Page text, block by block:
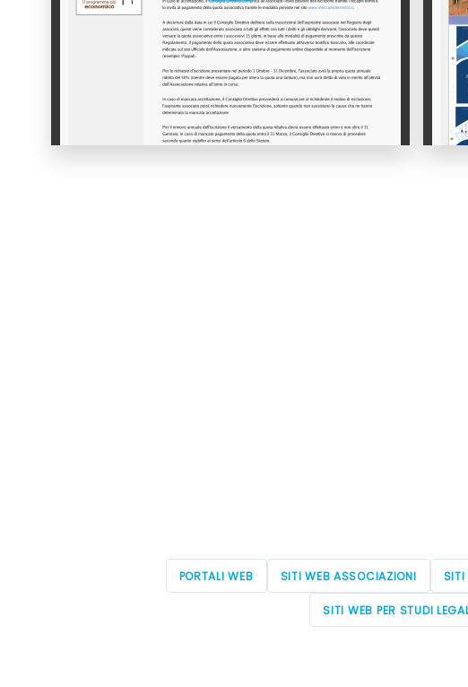
PORTALI WEB SITI WEB ASSOCIAZIONI SITI
SITI WEB PER STUDI